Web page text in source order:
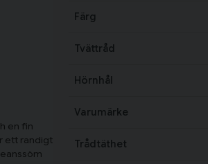
en fin
ett randigt
Färg
Tvättråd
Hörnhål
Varumärke
Trådtäthet